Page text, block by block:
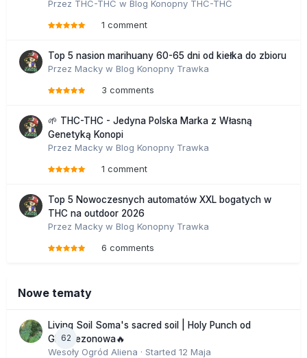
Przez THC-THC w Blog Konopny THC-THC
1 comment
Top 5 nasion marihuany 60-65 dni od kiełka do zbioru
Przez Macky w Blog Konopny Trawka
3 comments
🌱 THC-THC - Jedyna Polska Marka z Własną
Genetyką Konopi
Przez Macky w Blog Konopny Trawka
1 comment
Top 5 Nowoczesnych automatów XXL bogatych w
THC na outdoor 2026
Przez Macky w Blog Konopny Trawka
6 comments
Nowe tematy
62
Living Soil Soma's sacred soil | Holy Punch od
GHS sezonowa🔥
Wesoły Ogród Aliena · Started 12 Maja